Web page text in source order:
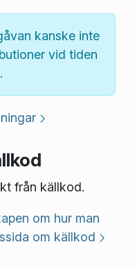
kanske inte
vid tiden
från källkod.
om hur man
om källkod